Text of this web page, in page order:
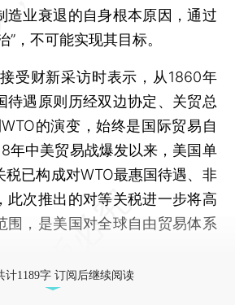
造业衰退的自身根本原因，通过
”，不可能实现其目标。
财新采访时表示，从1860年
待遇原则历经双边协定、关贸总
的演变，始终是国际贸易自
年中美贸易战爆发以来，美国单
税已构成对WTO最惠国待遇、非
此次推出的对等关税进一步将高
围，是美国对全球自由贸易体系
计1189字 订阅后继续阅读